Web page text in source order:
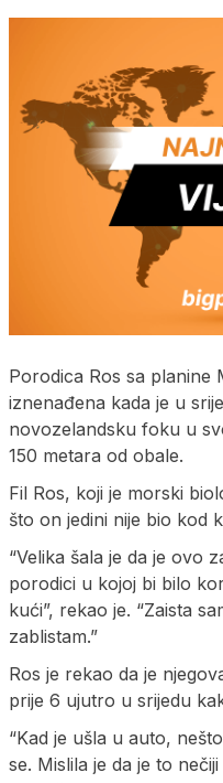
Porodica Ros sa planine
iznenađena kada je u
novozelandsku foku u
150 metara od obale.
Fil Ros, koji je morski
što on jedini nije bio kod
“Velika šala je da je ovo
porodici u kojoj bi bilo
kući”, rekao je. “Zaista
zablistam.”
Ros je rekao da je
prije 6 ujutro u srijedu
“Kad je ušla u auto,
se. Mislila je da je to